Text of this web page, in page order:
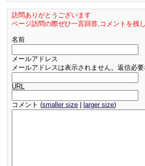
訪問ありがとうございます
ページ訪問の際ぜひ一言回答,コメントを残
名前
メールアドレス
メールアドレスは表示されません。返信必
URL
コメント (smaller size larger size)